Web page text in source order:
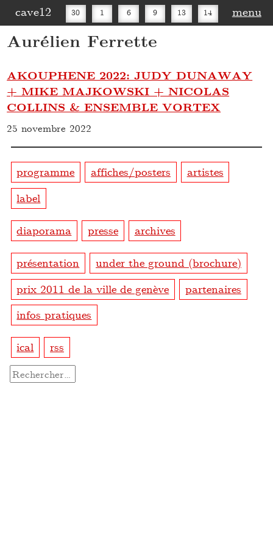
cave12 30 1 6 9 13 14
20
menu
Aurélien Ferrette
AKOUPHENE 2022: JUDY DUNAWAY
+ MIKE MAJKOWSKI + NICOLAS
COLLINS & ENSEMBLE VORTEX
25 novembre 2022
programme affiches/posters
artistes
label
diaporama presse archives
présentation
under the ground (brochure)
prix 2011 de la ville de genève
partenaires
infos pratiques
ical rss
Rechercher :